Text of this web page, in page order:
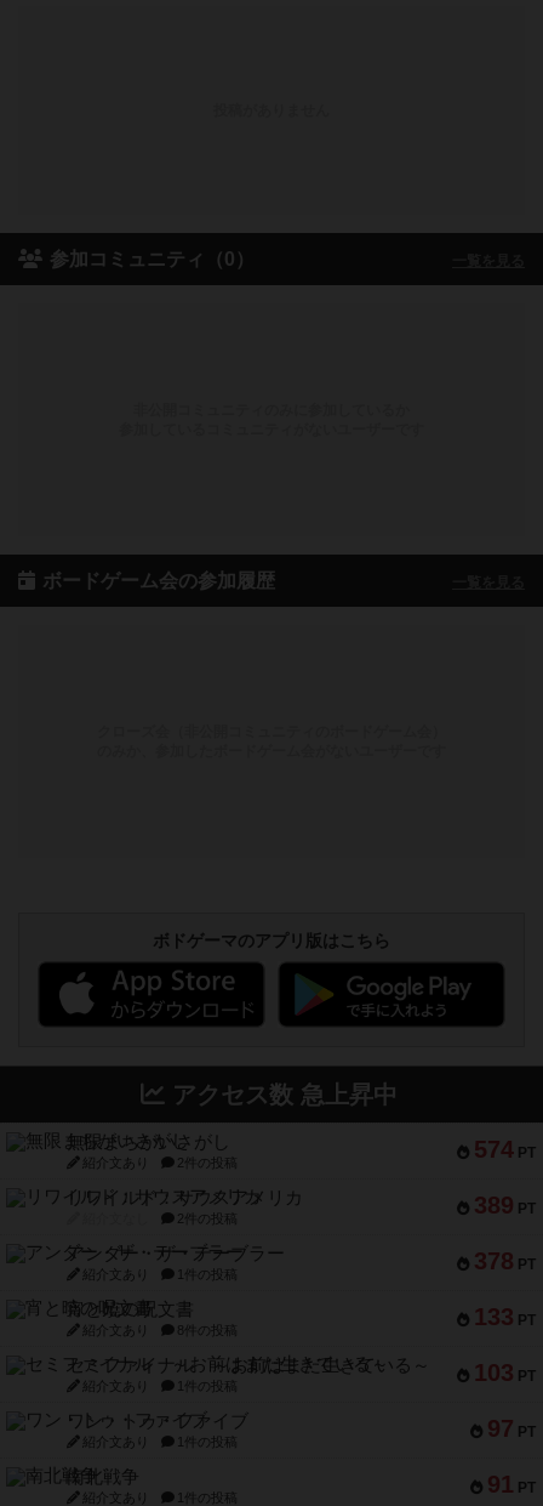
参加コミュニティ（0）
ボードゲーム会の参加履歴
ボドゲーマのアプリ版はこちら
アクセス数 急上昇中
574 PT
無限まちがいさがし
紹介文あり 2件の投稿
389 PT
リワイルド：サウスアメリカ
2件の投稿
378 PT
アンダー・ザ・テーブラー
紹介文あり 1件の投稿
133 PT
宵と暁の呪文書
紹介文あり 8件の投稿
103 PT
セミファイナル ～お前はまだ生きている～
紹介文あり 1件の投稿
97 PT
ワン・トゥ・ファイブ
紹介文あり 1件の投稿
91 PT
南北戦争
紹介文あり 1件の投稿